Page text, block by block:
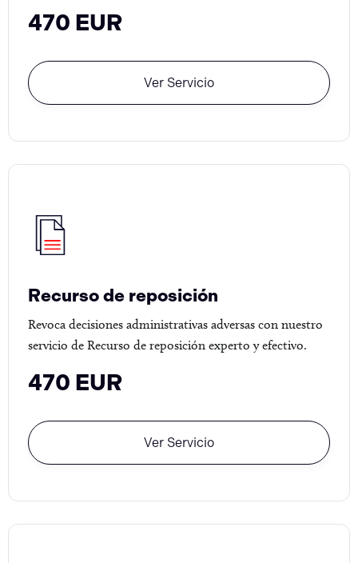
470 EUR
Ver Servicio
Recurso de reposición
Revoca decisiones administrativas adversas con nuestro
servicio de Recurso de reposición experto y efectivo.
470 EUR
Ver Servicio